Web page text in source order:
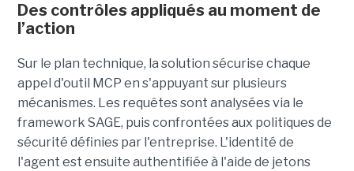
Des contrôles appliqués au moment de
l’action
Sur le plan technique, la solution sécurise chaque
appel d'outil MCP en s'appuyant sur plusieurs
mécanismes. Les requêtes sont analysées via le
framework SAGE, puis confrontées aux politiques de
sécurité définies par l'entreprise. L'identité de
l'agent est ensuite authentifiée à l'aide de jetons